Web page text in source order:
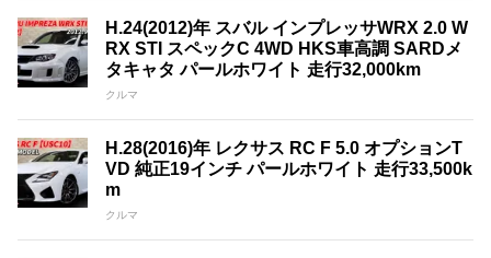
H.24(2012)年 スバル インプレッサWRX 2.0 W
RX STI スペックC 4WD HKS車高調 SARDメ
タキャタ パールホワイト 走行32,000km
クルマ
H.28(2016)年 レクサス RC F 5.0 オプションT
VD 純正19インチ パールホワイト 走行33,500k
m
クルマ